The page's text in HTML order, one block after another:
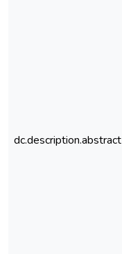
dc.description.abstract